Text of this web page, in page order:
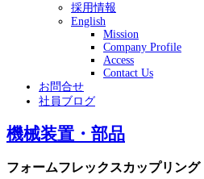
採用情報
English
Mission
Company Profile
Access
Contact Us
お問合せ
社員ブログ
機械装置・部品
フォームフレックスカップリング